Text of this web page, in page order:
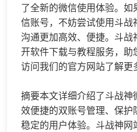
了全新的微信使用体验。
信账号，不妨尝试使用斗战
沟通更加高效、便捷。斗战
开软件下载与教程服务，
访问我们的官方网站了解更
摘要本文详细介绍了斗战神
效便捷的双账号管理、保护
稳定的用户体验。斗战神网